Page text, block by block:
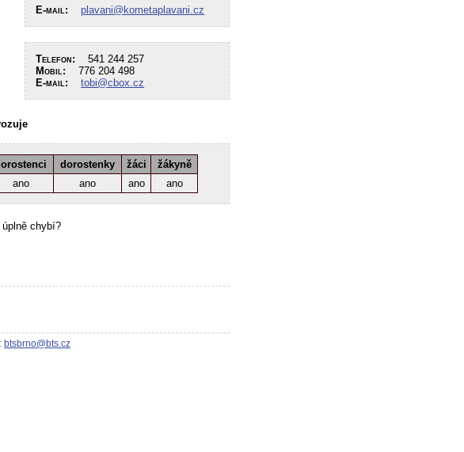
E-mail:
plavani@kometaplavani.cz
Telefon: 541 244 257
Mobil: 776 204 498
E-mail:
tobi@cbox.cz
dorostenky žáci
žákyně
ano ano ano ano
chybí?
btsbrno@bts.cz